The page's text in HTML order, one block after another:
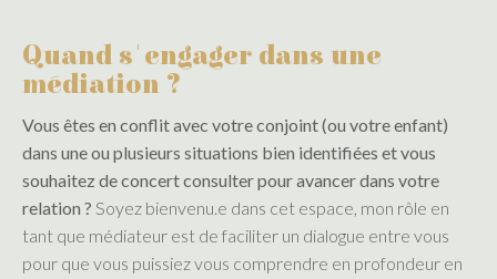
Quand s'engager dans une
médiation ?​
Vous êtes en conflit avec votre conjoint (ou votre enfant)
dans une ou plusieurs situations bien identifiées et vous
souhaitez de concert consulter pour avancer dans votre
relation ? Soyez bienvenu.e dans cet espace, mon rôle en
tant que médiateur est de faciliter un dialogue entre vous
pour que vous puissiez vous comprendre en profondeur en